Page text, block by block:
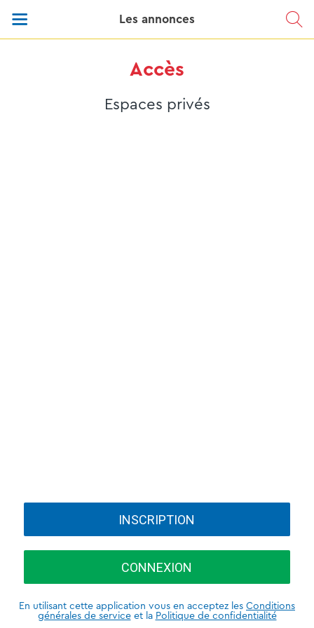
Les annonces
Accès
Espaces privés
INSCRIPTION
CONNEXION
En utilisant cette application vous en acceptez les Conditions
générales de serviceet la Politique de confidentialité